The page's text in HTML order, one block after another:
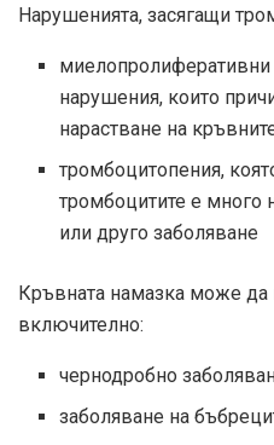
Нарушенията, засягащи
миелопролиферативни
нарушения, които
нарастване на
тромбоцитопения,
тромбоцитите е много
или друго заболяване
Кръвната намазка може да
включително:
чернодробно
заболяване на